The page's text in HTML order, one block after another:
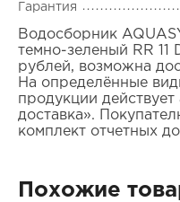
Гарантия
Водосборник
темно-зеленый RR 11
рублей, возможна
На определённые
продукции действует
доставка».
комплект отчетных
Похожие